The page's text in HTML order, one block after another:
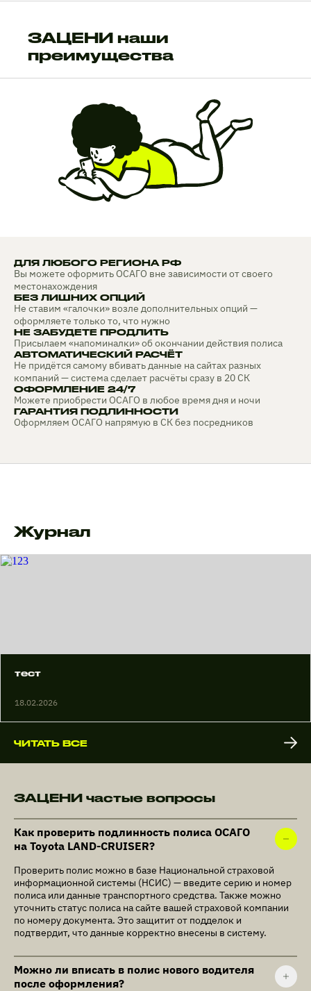
ЗАЦЕНИ наши
преимущества
ДЛЯ ЛЮБОГО РЕГИОНА РФ
Вы можете оформить ОСАГО вне зависимости от своего
местонахождения
БЕЗ ЛИШНИХ ОПЦИЙ
Не ставим «галочки» возле дополнительных опций —
оформляете только то, что нужно
НЕ ЗАБУДЕТЕ ПРОДЛИТЬ
Присылаем «напоминалки» об окончании действия полиса
АВТОМАТИЧЕСКИЙ РАСЧЁТ
Не придётся самому вбивать данные на сайтах разных
компаний — система сделает расчёты сразу в 20 СК
ОФОРМЛЕНИЕ 24/7
Можете приобрести ОСАГО в любое время дня и ночи
ГАРАНТИЯ ПОДЛИННОСТИ
Оформляем ОСАГО напрямую в СК без посредников
Журнал
тест
18.02.2026
ЧИТАТЬ ВСЕ
ЗАЦЕНИ частые вопросы
Как проверить подлинность полиса ОСАГО
на Toyota LAND-CRUISER?
Проверить полис можно в базе Национальной страховой
информационной системы (НСИС) — введите серию и номер
полиса или данные транспортного средства. Также можно
уточнить статус полиса на сайте вашей страховой компании
по номеру документа. Это защитит от подделок и
подтвердит, что данные корректно внесены в систему.
Можно ли вписать в полис нового водителя
после оформления?